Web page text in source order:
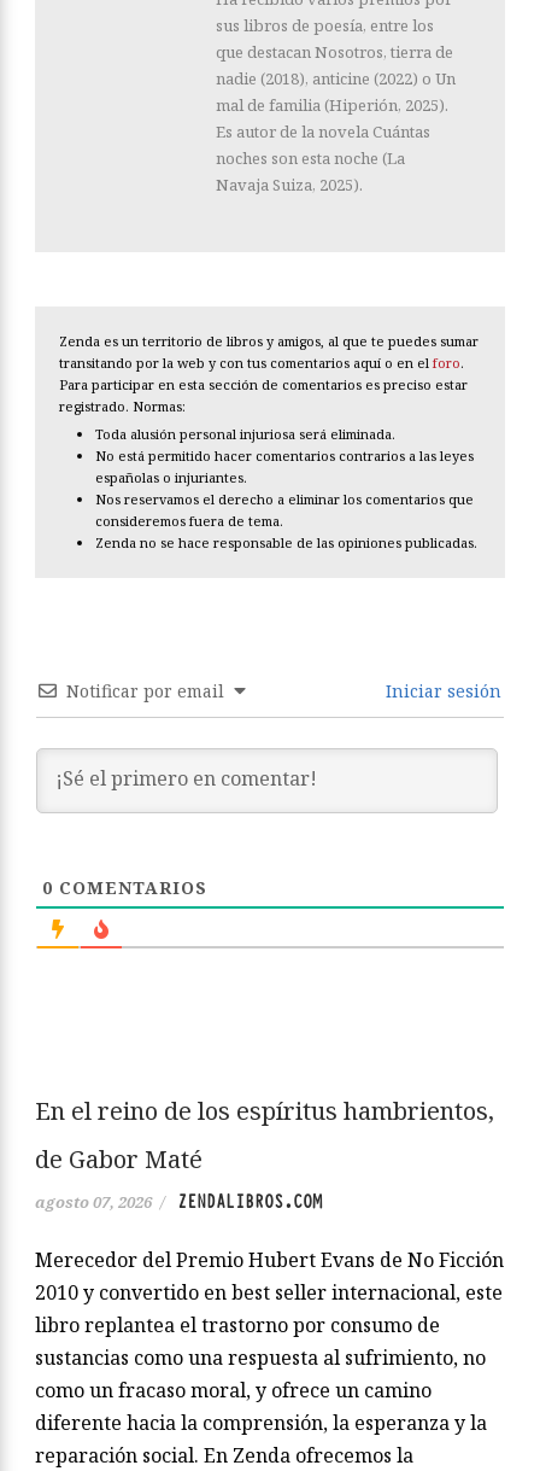
sus libros de poesía, entre los
que destacan Nosotros, tierra de
nadie (2018), anticine (2022) o Un
mal de familia (Hiperión, 2025).
Es autor de la novela Cuántas
noches son esta noche (La
Navaja Suiza, 2025).
Zenda es un territorio de libros y amigos, al que te puedes sumar
transitando por la web y con tus comentarios aquí o en el foro.
Para participar en esta sección de comentarios es preciso estar
registrado. Normas:
Toda alusión personal injuriosa será eliminada.
No está permitido hacer comentarios contrarios a las leyes
españolas o injuriantes.
Nos reservamos el derecho a eliminar los comentarios que
consideremos fuera de tema.
Zenda no se hace responsable de las opiniones publicadas.
Notificar por email Iniciar sesión
0 COMENTARIOS
En el reino de los espíritus hambrientos,
de Gabor Maté
agosto 07, 2026 / ZENDALIBROS.COM
Merecedor del Premio Hubert Evans de No Ficción
2010 y convertido en best seller internacional, este
libro replantea el trastorno por consumo de
sustancias como una respuesta al sufrimiento, no
como un fracaso moral, y ofrece un camino
diferente hacia la comprensión, la esperanza y la
reparación social. En Zenda ofrecemos la